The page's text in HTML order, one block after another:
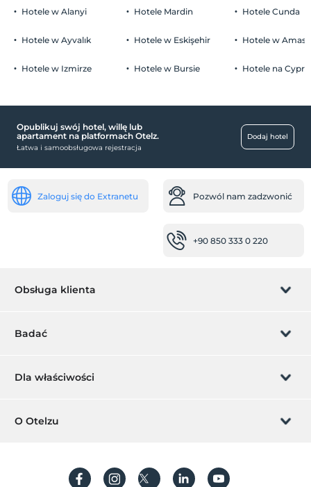
parking (poza obiektem)
Zewnętrzny basen
usługi sprzątania
Usługa codziennego sprzątania
główne wejście jest płaskie
Łatwy dojazd do szpitala (15 minut)
klimatyzacja
restauracja na świeżym powietrzu
Pokoje
Specjalna usługa powitalna
roku życia
Hotele w Alanyi
Hotele w Ayvalık
Hotele w Izmirze
Hotele Mardin
Hotele w Eskişehir
Hotele w Bursie
Hotele Cunda
Hotele w
Hotele na
Opublikuj swój hotel, willę lub
apartament na platformach Otelz.
Łatwa i samoobsługowa rejestracja
Dodaj hotel
Zaloguj się do Extranetu Pozwól nam zadzwonić
+90 850 333 0 220
Obsługa klienta
Zarządzanie rezerwacją
Często Zadawane Pytania
Badać
Karta podarunkowa
Utwórz konto
Dla właściwości
Dodaj swój hotel
O Otelzu